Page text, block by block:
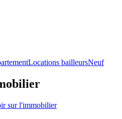
Locations bailleursNeuf
sur l'immobilier